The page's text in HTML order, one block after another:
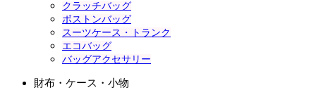
クラッチバッグ
ボストンバッグ
スーツケース・トランク
エコバッグ
バッグアクセサリー
財布・ケース・小物